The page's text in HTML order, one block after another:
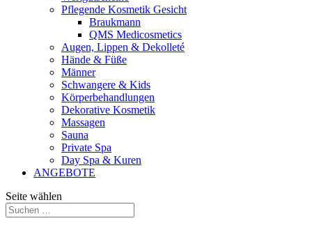
Pflegende Kosmetik Gesicht
Braukmann
QMS Medicosmetics
Augen, Lippen & Dekolleté
Hände & Füße
Männer
Schwangere & Kids
Körperbehandlungen
Dekorative Kosmetik
Massagen
Sauna
Private Spa
Day Spa & Kuren
ANGEBOTE
Seite wählen